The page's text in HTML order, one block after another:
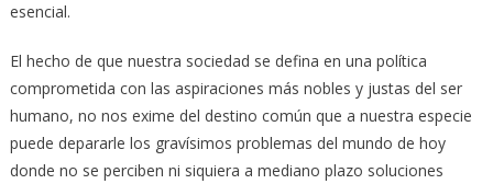
esencial.
El hecho de que nuestra sociedad se defina en una política
comprometida con las aspiraciones más nobles y justas del ser
humano, no nos exime del destino común que a nuestra especie
puede depararle los gravísimos problemas del mundo de hoy
donde no se perciben ni siquiera a mediano plazo soluciones